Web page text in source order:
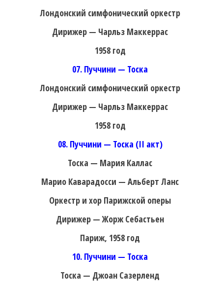
Лондонский симфонический оркестр
Дирижер — Чарльз Маккеррас
1958 год
07. Пуччини — Тоска
Лондонский симфонический оркестр
Дирижер — Чарльз Маккеррас
1958 год
08. Пуччини — Тоска (II акт)
Тоска — Мария Каллас
Марио Каварадосси — Альберт Ланс
Оркестр и хор Парижской оперы
Дирижер — Жорж Себастьен
Париж, 1958 год
10. Пуччини — Тоска
Тоска — Джоан Сазерленд